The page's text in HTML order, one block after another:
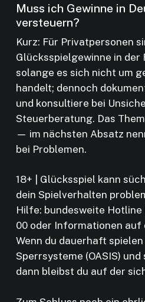
Muss ich Gewinne in
versteuern?
Kurz: Für Privatpersonen
Glücksspielgewinne in
solange es sich nicht um
handelt; dennoch
und konsultiere bei
Steuerberatung. Das
— im nächsten Absatz
bei Problemen.
18+ | Glücksspiel kann
dein Spielverhalten
Hilfe: bundesweite Hotline
00 oder Informationen auf
Wenn du dauerhaft
Sperrsysteme (OASIS)
dann bleibst du auf der